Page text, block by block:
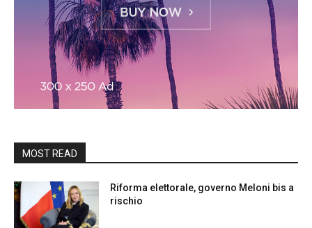
MOST READ
Riforma elettorale, governo Meloni bis a
rischio